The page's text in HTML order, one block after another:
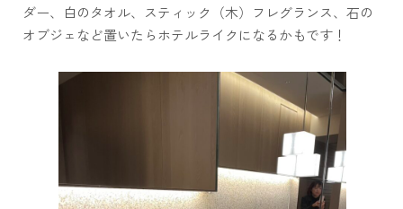
ダー、白のタオル、スティック（木）フレグランス、石の
オブジェなど置いたらホテルライクになるかもです！